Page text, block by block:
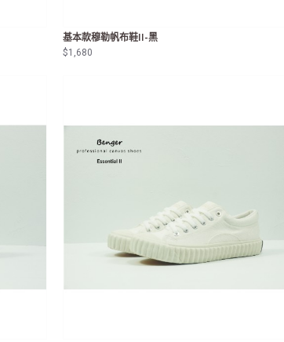
基本款穆勒帆布鞋II-黑
$1,680